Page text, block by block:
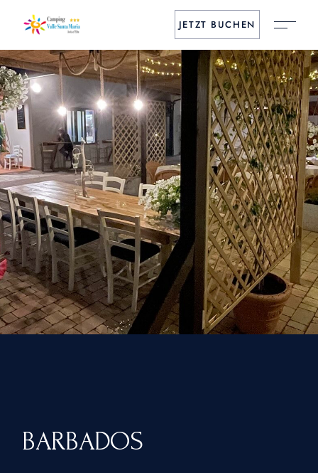
JETZT BUCHEN
BARBADOS